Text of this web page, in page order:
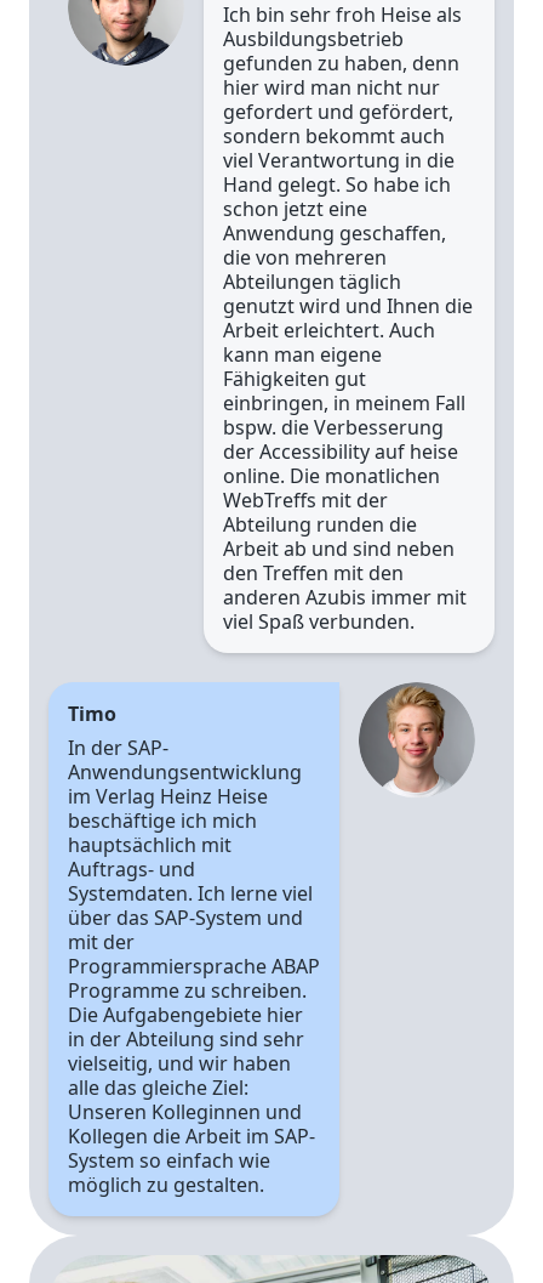
Ich bin sehr froh Heise als
Ausbildungsbetrieb
gefunden zu haben, denn
hier wird man nicht nur
gefordert und gefördert,
sondern bekommt auch
viel Verantwortung in die
Hand gelegt. So habe ich
schon jetzt eine
Anwendung geschaffen,
die von mehreren
Abteilungen täglich
genutzt wird und Ihnen die
Arbeit erleichtert. Auch
kann man eigene
Fähigkeiten gut
einbringen, in meinem Fall
bspw. die Verbesserung
der Accessibility auf heise
online. Die monatlichen
WebTreffs mit der
Abteilung runden die
Arbeit ab und sind neben
den Treffen mit den
anderen Azubis immer mit
viel Spaß verbunden.
Timo
In der SAP-
Anwendungsentwicklung
im Verlag Heinz Heise
beschäftige ich mich
hauptsächlich mit
Auftrags- und
Systemdaten. Ich lerne viel
über das SAP-System und
mit der
Programmiersprache ABAP
Programme zu schreiben.
Die Aufgabengebiete hier
in der Abteilung sind sehr
vielseitig, und wir haben
alle das gleiche Ziel:
Unseren Kolleginnen und
Kollegen die Arbeit im SAP-
System so einfach wie
möglich zu gestalten.